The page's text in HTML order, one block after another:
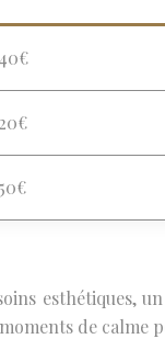
esthétiques,
de calme